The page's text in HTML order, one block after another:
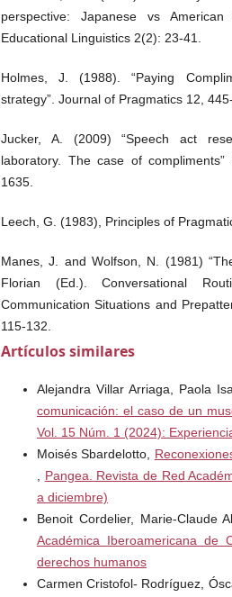
perspective: Japanese vs
Educational Linguistics 2(2): 23-41.
Holmes, J. (1988). “Paying
strategy”. Journal of Pragmatics 12,
Jucker, A. (2009) “Speech act
laboratory. The case of
1635.
Leech, G. (1983), Principles of
Manes, J. and Wolfson, N. (1981)
Florian (Ed.). Conversational
Communication Situations and
115-132.
American English”. In: Wolfson,
Language Acquisition. Newbury House,
The Cocktail Analysis. “Informe de
Sociales. Tercera oleada” BBVA,
2012. <http://es.scribd.com/doc/
Observatorio-de- Redes-Sociales-3a-
Artículos similares
Alejandra Villar Arriaga, Paola
comunicación: el caso de un
Vol. 15 Núm. 1 (2024):
Moisés Sbardelotto,
Pangea. Revista de Red
a diciembre)
Benoit Cordelier, Marie-Claude
Académica Iberoamericana de
derechos humanos
Carmen Cristofol- Rodríguez,